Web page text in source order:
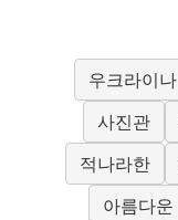
우크라이나
사진관
적나라한
아름다운